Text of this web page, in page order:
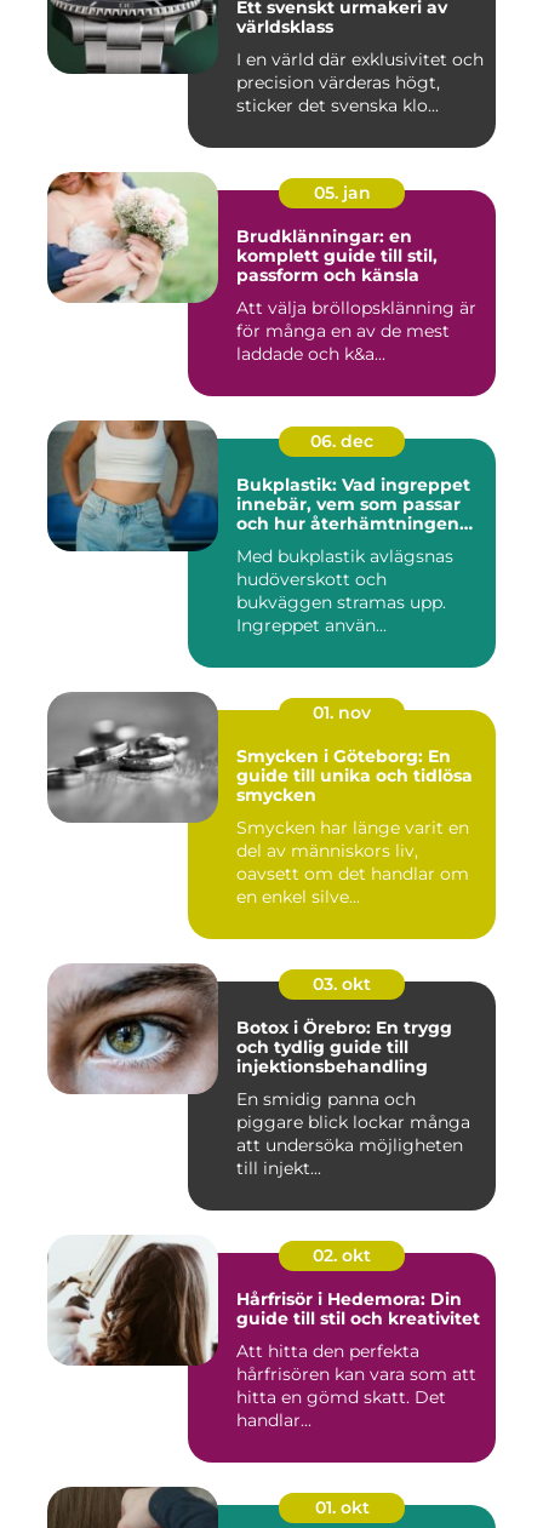
Ett svenskt urmakeri av
världsklass
I en värld där exklusivitet och
precision värderas högt,
sticker det svenska klo...
05. jan
Brudklänningar: en
komplett guide till stil,
passform och känsla
Att välja bröllopsklänning är
för många en av de mest
laddade och k&a...
06. dec
Bukplastik: Vad ingreppet
innebär, vem som passar
och hur återhämtningen
Med bukplastik avlägsnas
hudöverskott och
bukväggen stramas upp.
Ingreppet använ...
01. nov
Smycken i Göteborg: En
guide till unika och tidlösa
smycken
Smycken har länge varit en
del av människors liv,
oavsett om det handlar om
en enkel silve...
03. okt
Botox i Örebro: En trygg
och tydlig guide till
injektionsbehandling
En smidig panna och
piggare blick lockar många
att undersöka möjligheten
till injekt...
02. okt
Hårfrisör i Hedemora: Din
guide till stil och kreativitet
Att hitta den perfekta
hårfrisören kan vara som att
hitta en gömd skatt. Det
handlar...
01. okt